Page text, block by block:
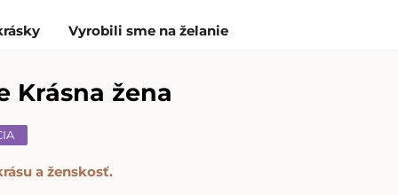
Vyrobili sme na želanie
Krásna žena
a ženskosť.